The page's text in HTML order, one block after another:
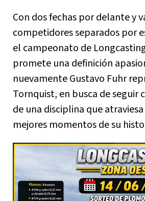
Con dos fechas por delante y
competidores separados por
el campeonato de
promete una definición
nuevamente Gustavo Fuhr
Tornquist, en busca de seguir
de una disciplina que
mejores momentos de su